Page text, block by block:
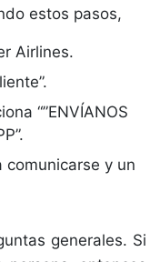
estos pasos,
Airlines.
“”ENVÍANOS
comunicarse y un
generales. Si